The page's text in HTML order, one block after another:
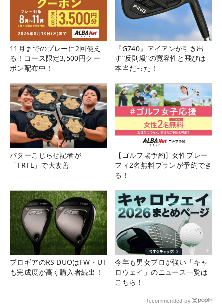
11月までのプレーに2回使え
る！コース限定3,500円クー
ポン配布中！
『G740』アイアンが引き出
す“反則級”の寛容性と飛びは
本当だった！
パターこじらせ記者が
「TRTL」で大改善
【ゴルフ場予約】女性プレー
フィ2名無料プランが予約でき
る！
プロギアのRS DUOはFW・UT
も完成度が高く購入者続出！
今年も男女プロが強い「キャ
ロウェイ」のニュース一覧は
こちら！
Recommended by